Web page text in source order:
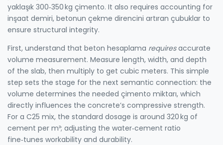
yaklaşık 300‑350 kg çimento. It also requires accounting for
inşaat demiri, betonun çekme direncini artıran çubuklar to
ensure structural integrity.
First, understand that beton hesaplama requiresaccurate
volume measurement. Measure length, width, and depth
of the slab, then multiply to get cubic meters. This simple
step sets the stage for the next semantic connection: the
volume determines the needed çimento miktarı, which
directly influences the concrete’s compressive strength.
For a C25 mix, the standard dosage is around 320 kg of
cement per m³; adjusting the water‑cement ratio
fine‑tunes workability and durability.